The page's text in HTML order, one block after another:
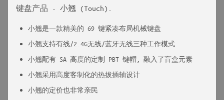
键盘产品 - 小翘 (Touch).
小翘是一款精美的 69 键紧凑布局机械键盘
小翘支持有线/2.4G无线/蓝牙无线三种工作模式
小翘配有 SA 高度的定制 PBT 键帽, 融入了盲盒元素
小翘采用高度客制化的热拔插轴设计
小翘的定价也非常亲民